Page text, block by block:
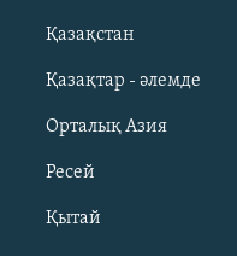
Қазақстан
Қазақтар - әлемде
Орталық Азия
Ресей
Қытай